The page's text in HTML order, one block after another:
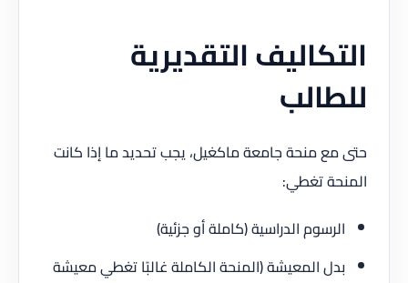
التكاليف التقديرية
للطالب
حتى مع منحة جامعة ماكغيل، يجب تحديد ما إذا كانت
المنحة تغطي:
الرسوم الدراسية (كاملة أو جزئية)
بدل المعيشة (المنحة الكاملة غالبًا تغطي معيشة